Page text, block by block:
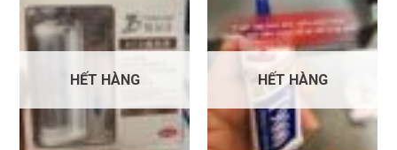
HẾT HÀNG HẾT HÀNG